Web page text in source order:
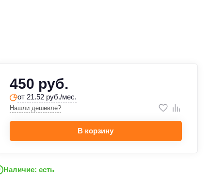
450 руб.
от 21.52 руб./мес.
Нашли дешевле?
В корзину
Наличие: есть